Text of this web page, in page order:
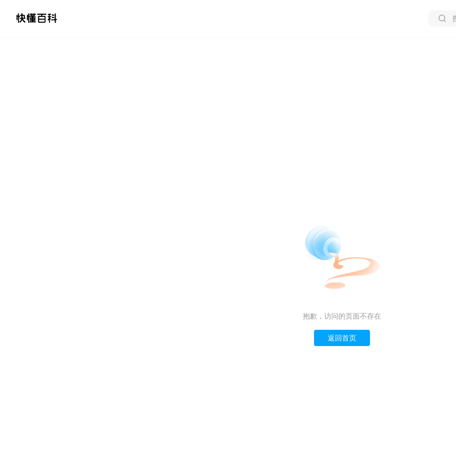
抱歉，访问的页面不存在
返回首页